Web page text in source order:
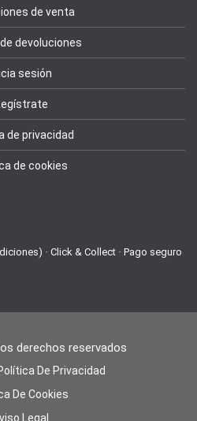
de venta
devoluciones
sesión
de privacidad
de cookies
· Click & Collect · Pago seguro
derechos reservados
De Privacidad
De Cookies
Legal